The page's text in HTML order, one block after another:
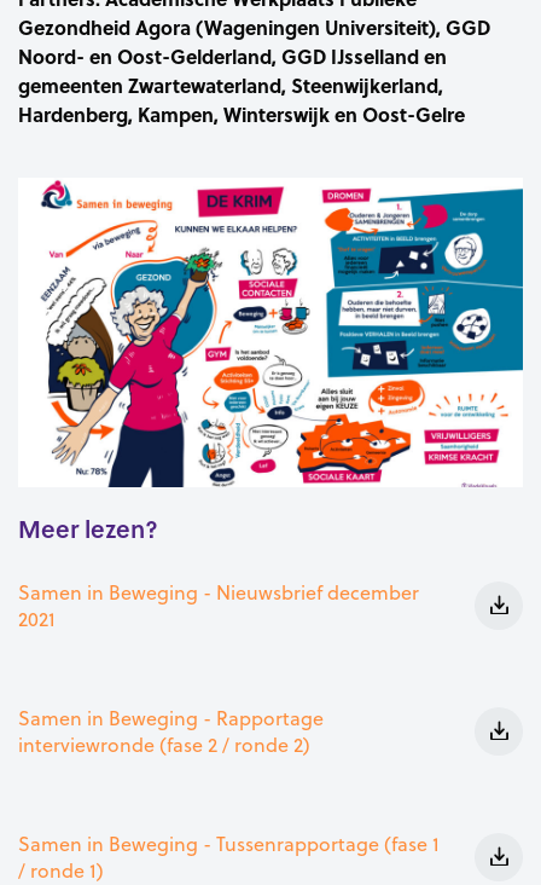
Gezondheid Agora (Wageningen Universiteit), GGD
Noord- en Oost-Gelderland, GGD IJsselland en
gemeenten Zwartewaterland, Steenwijkerland,
Hardenberg, Kampen, Winterswijk en Oost-Gelre
Meer lezen?
Samen in Beweging - Nieuwsbrief december
2021
Samen in Beweging - Rapportage
interviewronde (fase 2 / ronde 2)
Samen in Beweging - Tussenrapportage (fase 1
/ ronde 1)